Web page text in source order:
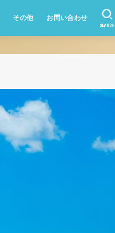
その他
資産形成
業務改善
教員になりたい方
お問い合わせ
SEARCH